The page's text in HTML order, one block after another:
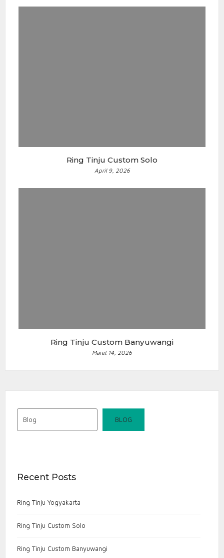
Ring Tinju Custom Solo
April 9, 2026
Ring Tinju Custom Banyuwangi
Maret 14, 2026
BLOG
Recent Posts
Ring Tinju Yogyakarta
Ring Tinju Custom Solo
Ring Tinju Custom Banyuwangi